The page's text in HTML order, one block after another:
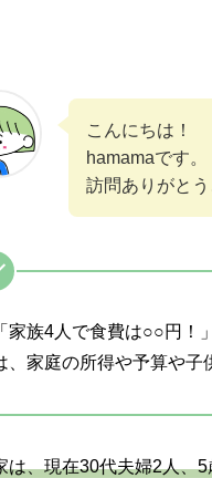
こんにちは！
hamamaです。
訪問ありがとう
「家族4人で食費は○○円！
、家庭の所得や予算や子
は、現在30代夫婦2人、